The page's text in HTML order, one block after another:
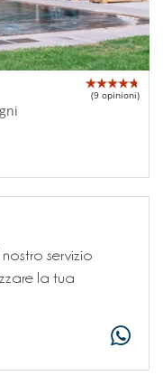
(9 opinioni)
servizio
la tua